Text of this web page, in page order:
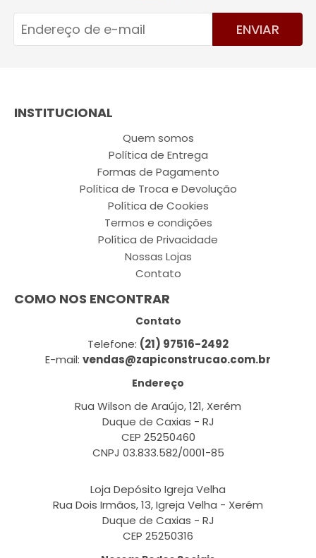
ENVIAR
INSTITUCIONAL
Quem somos
Política de Entrega
Formas de Pagamento
Política de Troca e Devolução
Política de Cookies
Termos e condições
Política de Privacidade
Nossas Lojas
Contato
COMO NOS ENCONTRAR
Contato
Telefone: (21) 97516-2492
E-mail: vendas@zapiconstrucao.com.br
Endereço
Rua Wilson de Araújo, 121, Xerém
Duque de Caxias - RJ
CEP 25250460
CNPJ 03.833.582/0001-85
Loja Depósito Igreja Velha
Rua Dois Irmãos, 13, Igreja Velha - Xerém
Duque de Caxias - RJ
CEP 25250316